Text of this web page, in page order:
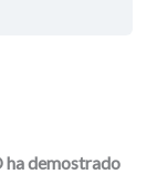
ha demostrado